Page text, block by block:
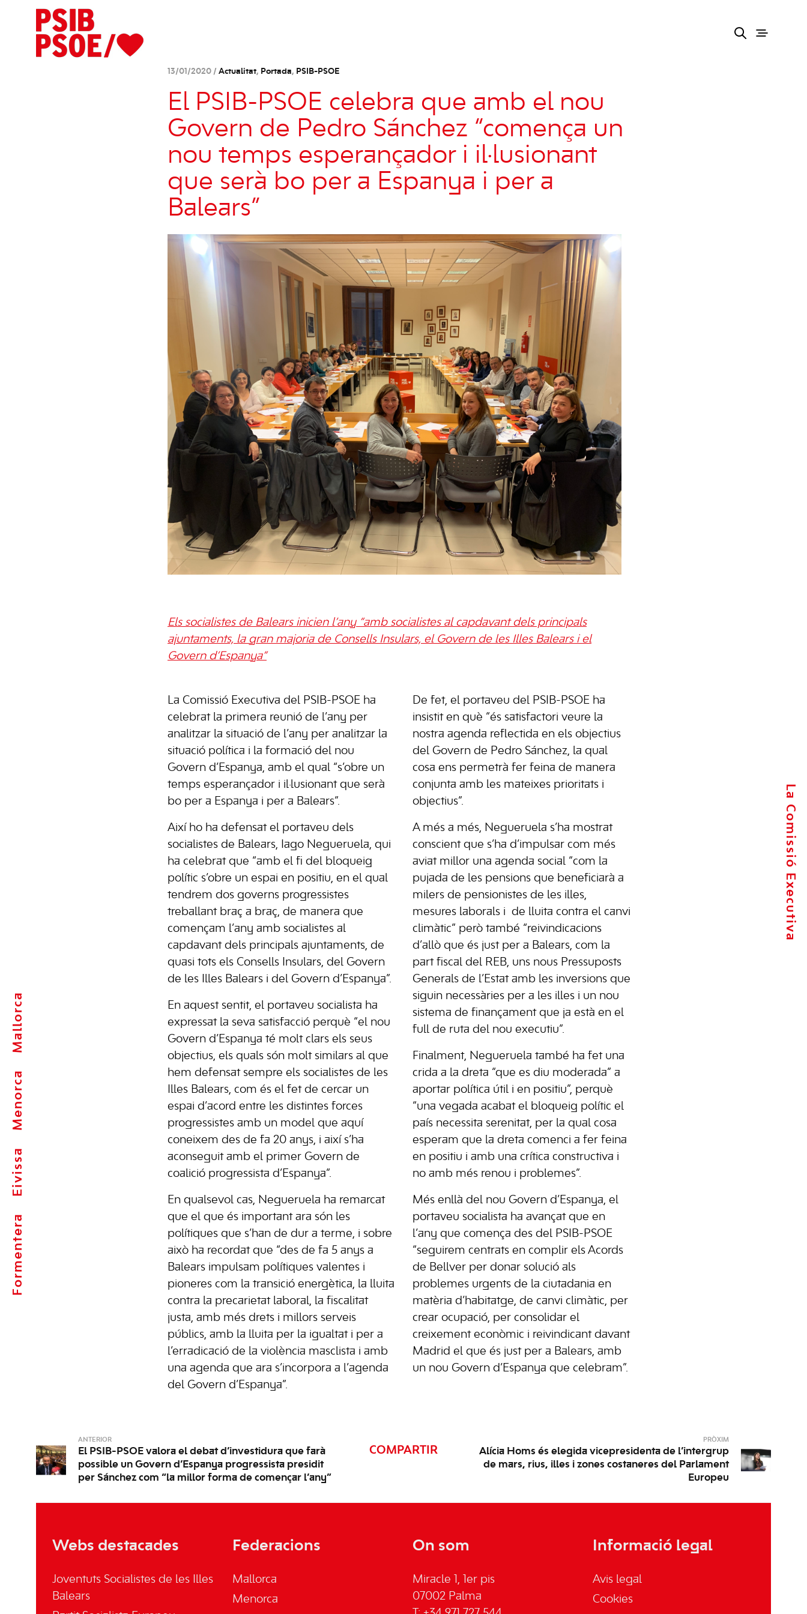
Formentera
Eivissa
Menorca
Mallorca
La Comissió Executiva
13/01/2020 / Actualitat, Portada, PSIB-PSOE
El PSIB-PSOE celebra que amb el nou
Govern de Pedro Sánchez “comença un
nou temps esperançador i il·lusionant
que serà bo per a Espanya i per a
Balears”
Els socialistes de Balears inicien l’any “amb socialistes al capdavant dels principals
ajuntaments, la gran majoria de Consells Insulars, el Govern de les Illes Balears i el
Govern d’Espanya”
La Comissió Executiva del PSIB-PSOE ha
celebrat la primera reunió de l’any per
analitzar la situació de l’any per analitzar la
situació política i la formació del nou
Govern d’Espanya, amb el qual “s’obre un
temps esperançador i il·lusionant que serà
bo per a Espanya i per a Balears”.
Així ho ha defensat el portaveu dels
socialistes de Balears, Iago Negueruela, qui
ha celebrat que “amb el fi del bloqueig
polític s’obre un espai en positiu, en el qual
tendrem dos governs progressistes
treballant braç a braç, de manera que
començam l’any amb socialistes al
capdavant dels principals ajuntaments, de
quasi tots els Consells Insulars, del Govern
de les Illes Balears i del Govern d’Espanya”.
En aquest sentit, el portaveu socialista ha
expressat la seva satisfacció perquè “el nou
Govern d’Espanya té molt clars els seus
objectius, els quals són molt similars al que
hem defensat sempre els socialistes de les
Illes Balears, com és el fet de cercar un
espai d’acord entre les distintes forces
progressistes amb un model que aquí
coneixem des de fa 20 anys, i així s’ha
aconseguit amb el primer Govern de
coalició progressista d’Espanya”.
En qualsevol cas, Negueruela ha remarcat
que el que és important ara són les
polítiques que s’han de dur a terme, i sobre
això ha recordat que “des de fa 5 anys a
Balears impulsam polítiques valentes i
pioneres com la transició energètica, la lluita
contra la precarietat laboral, la fiscalitat
justa, amb més drets i millors serveis
públics, amb la lluita per la igualtat i per a
l’erradicació de la violència masclista i amb
una agenda que ara s’incorpora a l’agenda
del Govern d’Espanya”.
De fet, el portaveu del PSIB-PSOE ha
insistit en què “és satisfactori veure la
nostra agenda reflectida en els objectius
del Govern de Pedro Sánchez, la qual
cosa ens permetrà fer feina de manera
conjunta amb les mateixes prioritats i
objectius”.
A més a més, Negueruela s’ha mostrat
conscient que s’ha d’impulsar com més
aviat millor una agenda social “com la
pujada de les pensions que beneficiarà a
milers de pensionistes de les illes,
mesures laborals i de lluita contra el canvi
climàtic” però també “reivindicacions
d’allò que és just per a Balears, com la
part fiscal del REB, uns nous Pressuposts
Generals de l’Estat amb les inversions que
siguin necessàries per a les illes i un nou
sistema de finançament que ja està en el
full de ruta del nou executiu”.
Finalment, Negueruela també ha fet una
crida a la dreta “que es diu moderada” a
aportar política útil i en positiu”, perquè
“una vegada acabat el bloqueig polític el
país necessita serenitat, per la qual cosa
esperam que la dreta comenci a fer feina
en positiu i amb una crítica constructiva i
no amb més renou i problemes”.
Més enllà del nou Govern d’Espanya, el
portaveu socialista ha avançat que en
l’any que comença des del PSIB-PSOE
“seguirem centrats en complir els Acords
de Bellver per donar solució als
problemes urgents de la ciutadania en
matèria d’habitatge, de canvi climàtic, per
crear ocupació, per consolidar el
creixement econòmic i reivindicant davant
Madrid el que és just per a Balears, amb
un nou Govern d’Espanya que celebram”.
ANTERIOR
El PSIB-PSOE valora el debat d’investidura que farà
possible un Govern d’Espanya progressista presidit
per Sánchez com “la millor forma de començar l’any”
COMPARTIR
PRÒXIM
Alícia Homs és elegida vicepresidenta de l’intergrup
de mars, rius, illes i zones costaneres del Parlament
Europeu
Webs destacades
Joventuts Socialistes de les Illes
Balears
Federacions
Mallorca
Menorca
On som
Miracle 1, 1er pis
07002 Palma
Informació legal
Avis legal
Cookies